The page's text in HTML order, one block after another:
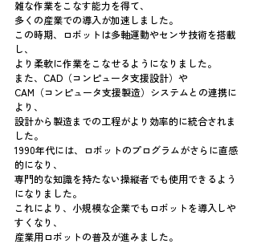
雑な作業をこなす能力を得て、
多くの産業での導入が加速しました。
この時期、ロボットは多軸運動やセンサ技術を搭載
し、
より柔軟に作業をこなせるようになりました。
また、CAD（コンピュータ支援設計）や
CAM（コンピュータ支援製造）システムとの連携に
より、
設計から製造までの工程がより効率的に統合されま
した。
1990年代には、ロボットのプログラムがさらに直感
的になり、
専門的な知識を持たない操縦者でも使用できるよう
になりました。
これにより、小規模な企業でもロボットを導入しや
すくなり、
産業用ロボットの普及が進みました。